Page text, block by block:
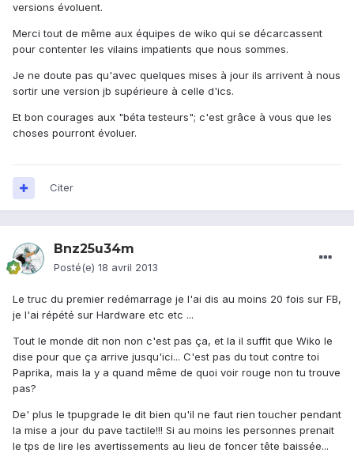
versions évoluent.
Merci tout de même aux équipes de wiko qui se décarcassent
pour contenter les vilains impatients que nous sommes.
Je ne doute pas qu'avec quelques mises à jour ils arrivent à nous
sortir une version jb supérieure à celle d'ics.
Et bon courages aux "béta testeurs"; c'est grâce à vous que les
choses pourront évoluer.
Citer
Bnz25u34m
Posté(e) 18 avril 2013
Le truc du premier redémarrage je l'ai dis au moins 20 fois sur FB,
je l'ai répété sur Hardware etc etc ...
Tout le monde dit non non c'est pas ça, et la il suffit que Wiko le
dise pour que ça arrive jusqu'ici... C'est pas du tout contre toi
Paprika, mais la y a quand même de quoi voir rouge non tu trouve
pas?
De' plus le tpupgrade le dit bien qu'il ne faut rien toucher pendant
la mise a jour du pave tactile!!! Si au moins les personnes prenait
le tps de lire les avertissements au lieu de foncer tête baissée...